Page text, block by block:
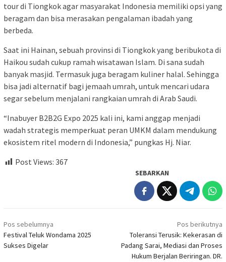
tour di Tiongkok agar masyarakat Indonesia memiliki opsi yang
beragam dan bisa merasakan pengalaman ibadah yang
berbeda.
Saat ini Hainan, sebuah provinsi di Tiongkok yang beribukota di
Haikou sudah cukup ramah wisatawan Islam. Di sana sudah
banyak masjid. Termasuk juga beragam kuliner halal. Sehingga
bisa jadi alternatif bagi jemaah umrah, untuk mencari udara
segar sebelum menjalani rangkaian umrah di Arab Saudi.
“Inabuyer B2B2G Expo 2025 kali ini, kami anggap menjadi
wadah strategis memperkuat peran UMKM dalam mendukung
ekosistem ritel modern di Indonesia,” pungkas Hj. Niar.
Post Views: 367
SEBARKAN
Navigasi
pos
Pos sebelumnya
Festival Teluk Wondama 2025
Sukses Digelar
Pos berikutnya
Toleransi Terusik: Kekerasan di
Padang Sarai, Mediasi dan Proses
Hukum Berjalan Beriringan. DR.